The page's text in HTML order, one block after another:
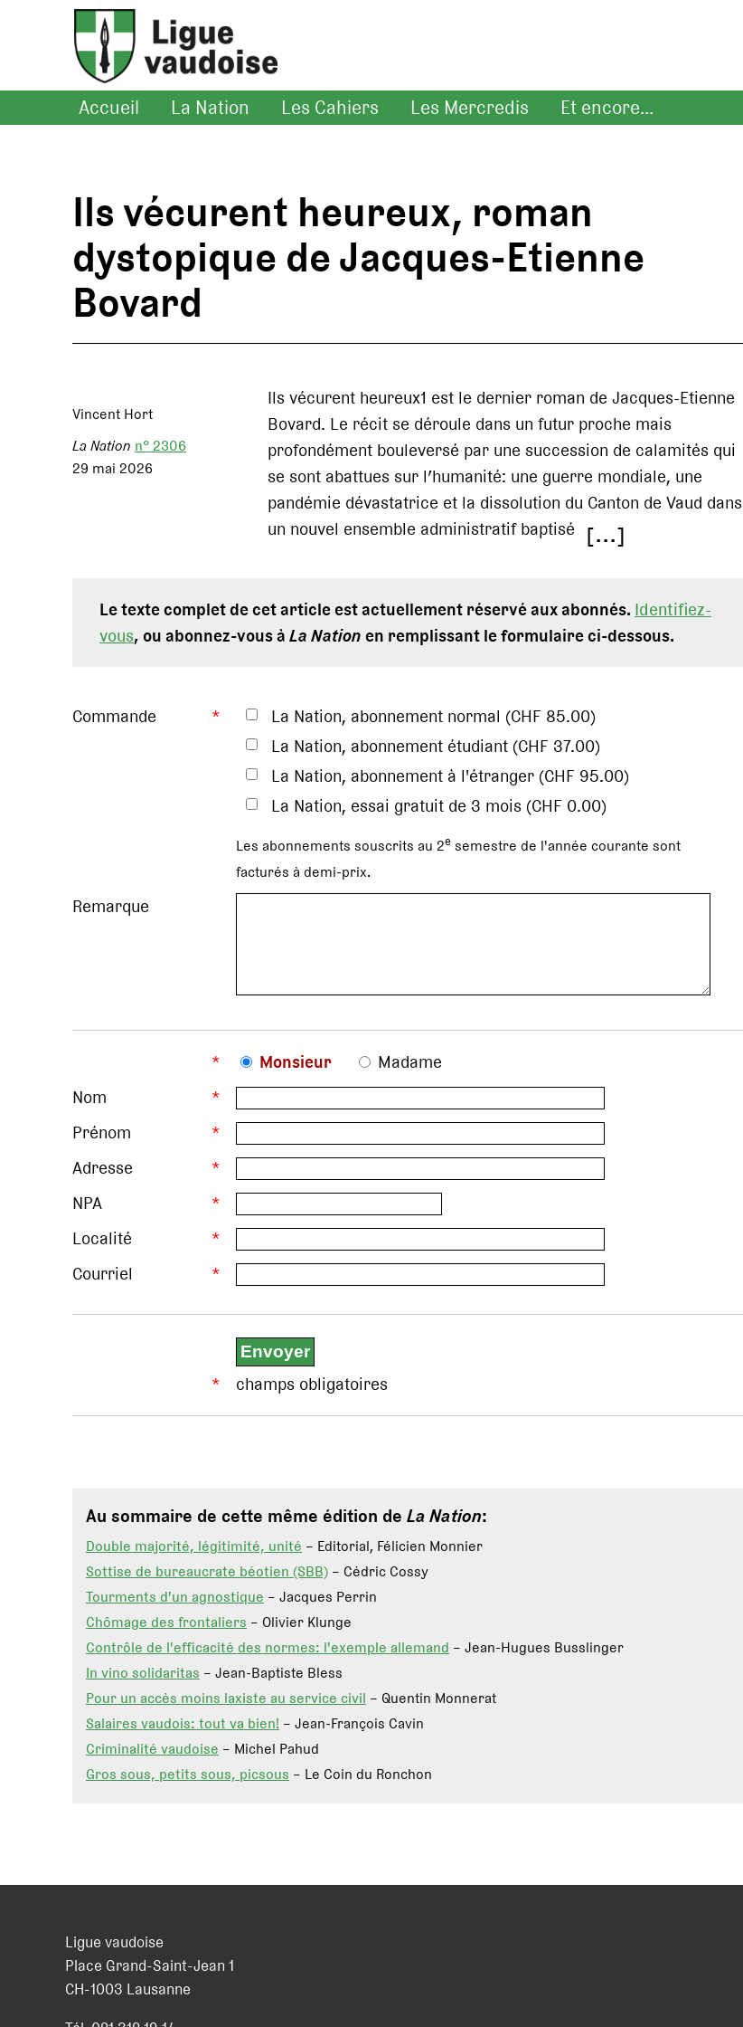
Accueil La Nation Les Cahiers Les Mercredis Et encore...
Ils vécurent heureux, roman
dystopique de Jacques-Etienne
Bovard
Vincent Hort
La Nation n° 2306
29 mai 2026
Ils vécurent heureux1 est le dernier roman de Jacques-Etienne
Bovard. Le récit se déroule dans un futur proche mais
profondément bouleversé par une succession de calamités qui
se sont abattues sur l’humanité: une guerre mondiale, une
pandémie dévastatrice et la dissolution du Canton de Vaud dans
un nouvel ensemble administratif baptisé [...]
Le texte complet de cet article est actuellement réservé aux abonnés.Identifiez-
vous, ou abonnez-vous àLa Nationen remplissant le formulaire ci-dessous.
Commande *
La Nation, abonnement normal (CHF 85.00)
La Nation, abonnement étudiant (CHF 37.00)
La Nation, abonnement à l'étranger (CHF 95.00)
La Nation, essai gratuit de 3 mois (CHF 0.00)
Les abonnements souscrits au 2e semestre de l'année courante sont
facturés à demi-prix.
Remarque
* Monsieur
Madame
Nom
*
Prénom
*
Adresse
*
NPA
*
Localité
*
Courriel
*
* champs obligatoires
Au sommaire de cette même édition de La Nation:
Double majorité, légitimité, unité – Editorial, Félicien Monnier
Sottise de bureaucrate béotien (SBB) – Cédric Cossy
Tourments d'un agnostique – Jacques Perrin
Chômage des frontaliers – Olivier Klunge
Contrôle de l'efficacité des normes: l'exemple allemand – Jean-Hugues Busslinger
In vino solidaritas – Jean-Baptiste Bless
Pour un accès moins laxiste au service civil – Quentin Monnerat
Salaires vaudois: tout va bien! – Jean-François Cavin
Criminalité vaudoise – Michel Pahud
Gros sous, petits sous, picsous – Le Coin du Ronchon
Ligue vaudoise
Place Grand-Saint-Jean 1
CH-1003 Lausanne